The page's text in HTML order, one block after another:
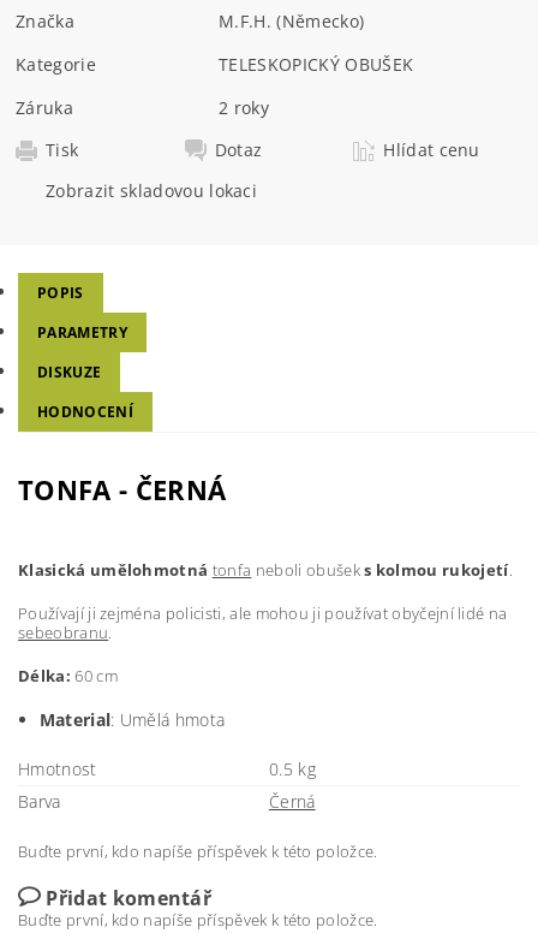
Značka
M.F.H. (Německo)
Kategorie
TELESKOPICKÝ OBUŠEK
Záruka
2 roky
Tisk
Dotaz
Hlídat cenu
Zobrazit skladovou lokaci
POPIS
PARAMETRY
DISKUZE
HODNOCENÍ
TONFA - ČERNÁ
Klasická umělohmotná tonfa neboli obušeks kolmou rukojetí.
Používají ji zejména policisti, ale mohou ji používat obyčejní lidé na
sebeobranu.
Délka:60 cm
Material: Umělá hmota
Hmotnost
0.5 kg
Barva
Černá
Buďte první, kdo napíše příspěvek k této položce.
Přidat komentář
Buďte první, kdo napíše příspěvek k této položce.